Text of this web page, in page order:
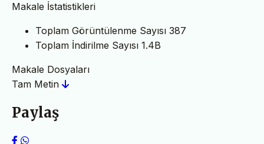
Makale İstatistikleri
Toplam Görüntülenme Sayısı 387
Toplam İndirilme Sayısı 1.4B
Makale Dosyaları
Tam Metin
Paylaş